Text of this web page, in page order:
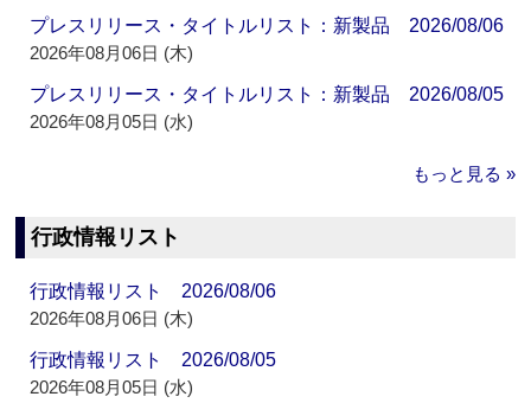
プレスリリース・タイトルリスト：新製品 2026/08/06
2026年08月06日 (木)
プレスリリース・タイトルリスト：新製品 2026/08/05
2026年08月05日 (水)
もっと見る »
行政情報リスト
行政情報リスト 2026/08/06
2026年08月06日 (木)
行政情報リスト 2026/08/05
2026年08月05日 (水)